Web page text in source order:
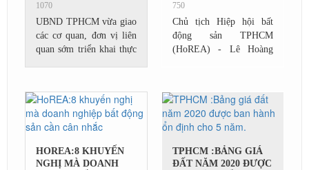
1070
UBND TPHCM vừa giao
các cơ quan, đơn vị liên
quan sớm triển khai thực
triều khu vực TPHCM có
xét đến yếu tố...
750
Chủ tịch Hiệp hội bất
động sản TPHCM
(HoREA) - Lê Hoàng
quan tới các bộ luật...
HOREA:8 KHUYẾN
NGHỊ MÀ DOANH
TPHCM :BẢNG GIÁ
ĐẤT NĂM 2020 ĐƯỢC